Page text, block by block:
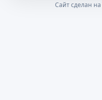
Сайт сделан на